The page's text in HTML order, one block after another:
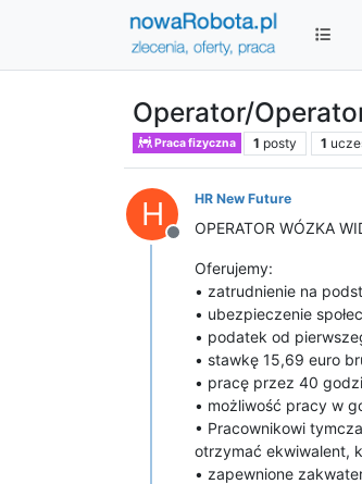
Operator/
Praca fizyczna 1 posty 1
H
Niedostępny
HR New Future
OPERATOR WÓZKA
Oferujemy:
• zatrudnienie na
• ubezpieczenie
• podatek od
• stawkę 15,69 euro
• pracę przez 40
• możliwość pracy w
• Pracownikowi
otrzymać ekwiwalent,
• zapewnione